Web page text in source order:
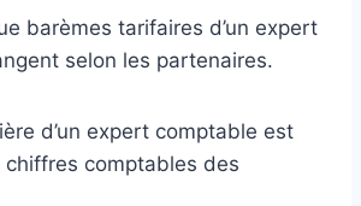
barèmes tarifaires d’un expert
selon les partenaires.
d’un expert comptable est
comptables des